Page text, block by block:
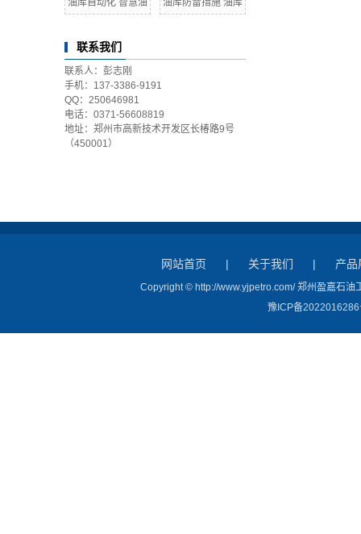
油库自动化 智慧油
油库防雷措施 油库
联系我们
联系人：彭志刚
手机：137-3386-9191
QQ：250646981
电话：0371-56608819
地址：郑州市高新技术开发区长椿路9号
（450001）
网站首页 | 关于我们 | 产品
Copyright © http://www.yjpetro.com/ 郑州盈嘉石油
豫ICP备